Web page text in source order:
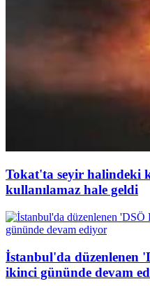
Tokat'ta seyir halindeki
kullanılamaz hale geldi
İstanbul'da düzenlenen
ikinci gününde devam